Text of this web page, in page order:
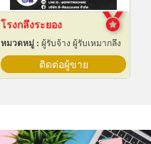
โรงกลึงระยอง
หมวดหมู่ : ผู้รับจ้าง ผู้รับเหมากลึง
ติดต่อผู้ขาย